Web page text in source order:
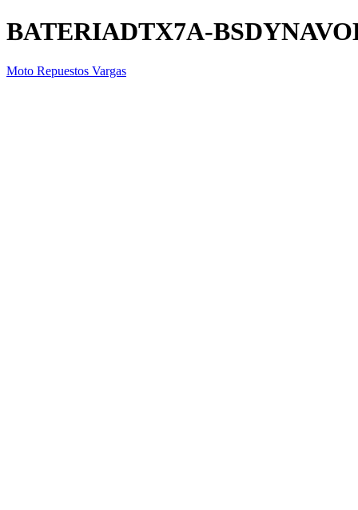
BATERIADTX7A-
Moto Repuestos Vargas